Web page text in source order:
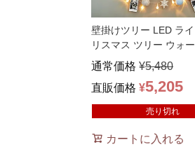
壁掛けツリー LED ライト付 ク
リスマス ツリー ウォー
インテリア …
通常価格 ¥5,480
直販価格 ¥5,205
売り切れ
カートに入れる